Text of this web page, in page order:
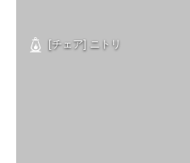
[チェア] ニトリ